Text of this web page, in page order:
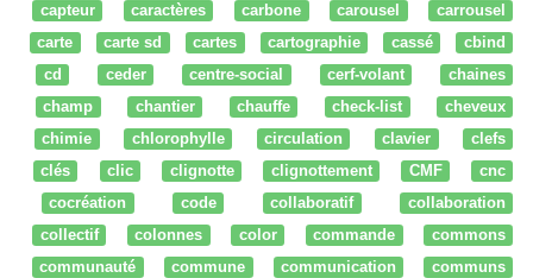
capteur
caractères carbone carousel
carrousel
carte
carte sd cartes cartographie cassé
cbind
cd
ceder centre-social cerf-volant
chaines
champ
chantier chauffe check-list
cheveux
chimie
chlorophylle circulation clavier
clefs
clés
clic clignotte clignottement CMF
cnc
cocréation
code collaboratif
collaboration
collectif
colonnes color commande
commons
communauté
commune communication
communs